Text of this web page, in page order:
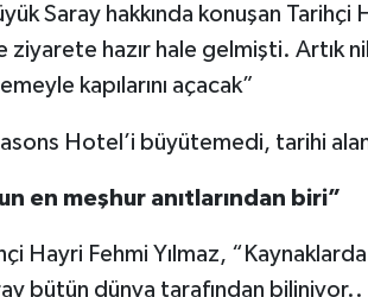
Saray hakkında konuşan Tarihçi
ziyarete hazır hale gelmişti. Artık
kapılarını açacak”
en meşhur anıtlarından biri”
Hayri Fehmi Yılmaz,
bütün dünya tarafından biliniyor..